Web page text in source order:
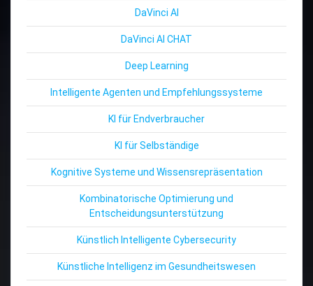
DaVinci AI
DaVinci AI CHAT
Deep Learning
Intelligente Agenten und Empfehlungssysteme
KI für Endverbraucher
KI für Selbständige
Kognitive Systeme und Wissensrepräsentation
Kombinatorische Optimierung und
Entscheidungsunterstützung
Künstlich Intelligente Cybersecurity
Künstliche Intelligenz im Gesundheitswesen